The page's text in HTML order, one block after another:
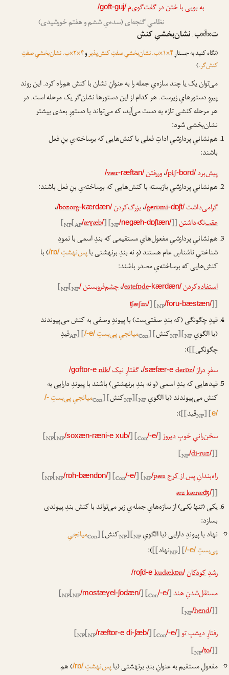
به بویی با ختن درگفت‌گوی‌م/goft-guj/
نظامیِ گنجه‌ای (سده‌یِ ششم و هفتم خورشیدی)
ت×آ×ب. نشان‌بخشیِ کنش
(نگاه کنید به جستارِ۴×۱×ب. نشان‌بخشیِ صفتِ کنش‌پذیر و
۴×۲×ب. نشان‌بخشیِ صفتِ
کنش‌گر.)
می‌توان یک یا چند سازه‌یِ جمله را به عنوانِ نشان با کنش هم‌راه کرد. این روند
پیروِ دستورهایِ زیرست. هر کدام از این دستورها نشان‌گر یک مرحله است. در
هر مرحله کنشی تازه به دست می‌آید، که می‌تواند با دستورِ بعدی بیشتر
نشان‌بخشی شود:
هم‌نشانیِ پردازشیِ اداتِ فعلی با کنش‌هایی که برساخته‌یِ بنِ فعل
باشند:
پیش‌برد /piʃ-bord/ ،وررفتن /vær-ræftan/
هم‌نشانیِ پردازشیِ بازبسته با کنش‌هایی که برساخته‌یِ بنِ فعل باشند:
گرامی‌داشت /gerɒmi-dɒʃt/ ،بزرگ‌کردن /bozorg-kærdæn/
،
عقب‌نگه‌داشتن [NP[AP/æɣæb/] [NP/negæh-dɒʃtæn/]]
هم‌نشانیِ پردازشیِ مفعول‌هایِ مستقیمی که بندِ اسمی با نمودِ
شناختیِ ناشناسِ عام هستند (و نه بندِ برنهشتی باپس‌نهشتِ/rɒ/) با
کنش‌هایی که برساخته‌یِ مصدر باشند:
استفاده‌کردن /estefɒde-kærdæn/ ،چشم‌فروبستن [NP[NP/
ʧæʃm/] [NP/foru-bæstæn/]]
قیدِ چگونگی (که بندِ صفتی‌ست) با پیوندِ وصفی به کنش می‌پیوندند
(با الگویِ
[
NP [NP کنش] [
Conمیانجیِ پی‌بستِ/-e/
] [
APقیدِ
چگونگی]]
):
سفرِدراز /sæfær-ederɒz/ ،گفتارِنیک /goftɒr-enik/
قیدهایی که بندِ اسمی (و نه بندِ برنهشتی) باشند با پیوندِ دارایی به
کنش می‌پیوندند (با الگویِ
[
NP [NP کنش] [
Conمیانجیِ پی‌بستِ /-
e/
] [
NPقید]]
):
سخن‌رانیِ خوبِدیروز [NP[NP/soxæn-ræni-e xub/] [Con/-e/]
[NP/di-ruz/]]
راه‌بندانِپس از کرج [NP[NP/rɒh-bændɒn/] [Con/-e/] [NP/pæs
æz kæræʤ/]]
یکی (تنها یکی) از سازه‌هایِ جمله‌یِ زیر می‌تواند با کنش بندِ پیوندی
بسازد:
نهاد با پیوندِ دارایی (با الگویِ
[
NP [NP کنش] [
Conمیانجیِ
پی‌بستِ/-e/
] [
NPنهاد]]
):
رشدِکودکان /roʃd-ekudækɒn/
مستقل‌شدنِهند [NP[NP/mostæɣel-ʃodæn/] [Con/-e/]
[NP/hend/]]
رفتارِ دیشبِتو [NP[NP/ræftɒr-e di-ʃæb/] [Con/-e/]
[NP/to/]]
مفعولِ مستقیم به عنوانِ بندِ برنهشتی (باپس‌نهشتِ/rɒ/) هم